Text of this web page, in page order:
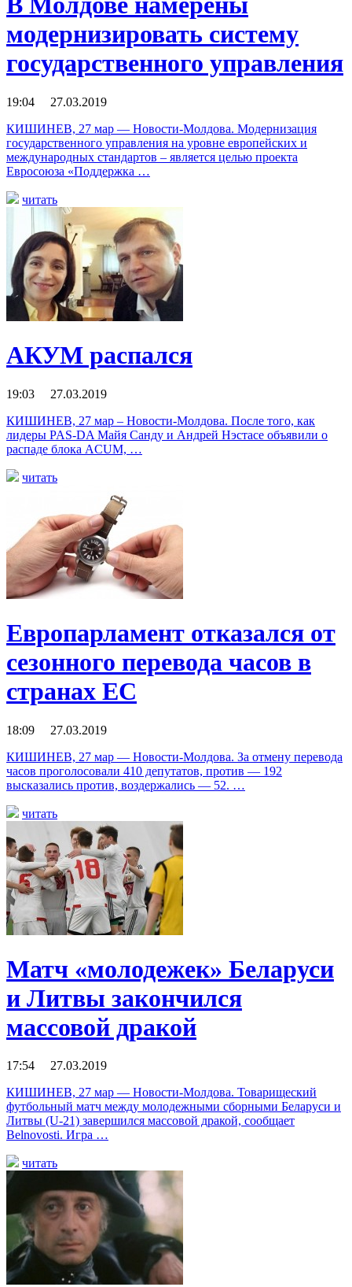
модернизировать систему
государственного управления
19:04 27.03.2019
КИШИНЕВ, 27 мар — Новости-Молдова. Модернизация
государственного управления на уровне европейских и
международных стандартов – является целью проекта
Евросоюза «Поддержка …
читать
АКУМ распался
19:03 27.03.2019
КИШИНЕВ, 27 мар – Новости-Молдова. После того, как
лидеры PAS-DA Майя Санду и Андрей Нэстасе объявили о
распаде блока ACUM, …
читать
Европарламент отказался от
сезонного перевода часов в
странах ЕС
18:09 27.03.2019
КИШИНЕВ, 27 мар — Новости-Молдова. За отмену перевода
часов проголосовали 410 депутатов, против — 192
высказались против, воздержались — 52. …
читать
Матч «молодежек» Беларуси
и Литвы закончился
массовой дракой
17:54 27.03.2019
КИШИНЕВ, 27 мар — Новости-Молдова. Товарищеский
футбольный матч между молодежными сборными Беларуси и
Литвы (U-21) завершился массовой дракой, сообщает
Belnovosti. Игра …
читать